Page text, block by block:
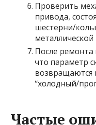
Проверить
привода,
шестерни/
После ремонта
что параметр
возвращаются
“холодный/
Частые